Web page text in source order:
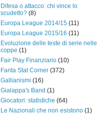
Difesa o attacco: chi vince lo
scudetto? (8)
Europa League 2014/15 (11)
Europa League 2015/16 (11)
Evoluzione delle teste di serie nelle
coppe (1)
Fair Play Finanziario (10)
Fanta Stat Corner (372)
Gallianismi (16)
Gialappa's Band (1)
Giocatori: statistiche (64)
Le Nazionali che non esistono (1)